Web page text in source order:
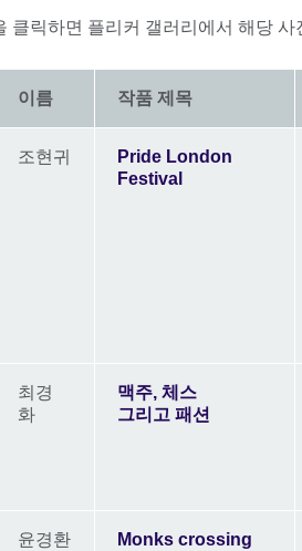
클릭하면 플리커 갤러리에서 해당 사
이름 작품 제목
조현귀
Pride London
Festival
최경
화
맥주, 체스
그리고 패션
윤경환
Monks crossing